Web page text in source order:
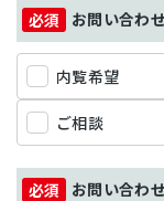
お問い合わ
内覧希望
ご相談
お問い合わ